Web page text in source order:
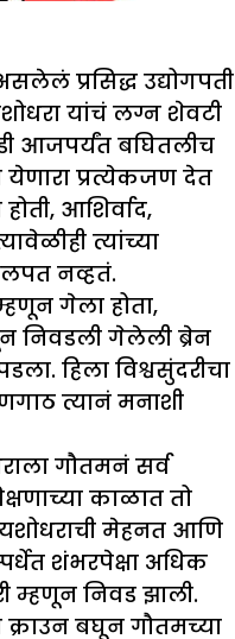
प्रसिद्ध उद्योगपती
यांचं लग्न शेवटी
आजपर्यंत बघितलीच
येणारा प्रत्येकजण देत
आशिर्वाद,
त्यांच्या
लपत नव्हतं.
गेला होता,
निवडली गेलेली ब्रेन
हिला विश्वसुंदरीचा
त्यानं मनाशी
गौतमनं सर्व
काळात तो
यशोधराची मेहनत आणि
शंभरपेक्षा अधिक
म्हणून निवड झाली.
क्राउन बघून गौतमच्या